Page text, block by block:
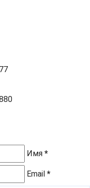
Имя *
Email *